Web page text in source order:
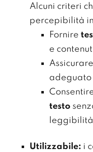
Alcuni criteri
percepibilità
Fornire
e
testo
Utilizzabile: i